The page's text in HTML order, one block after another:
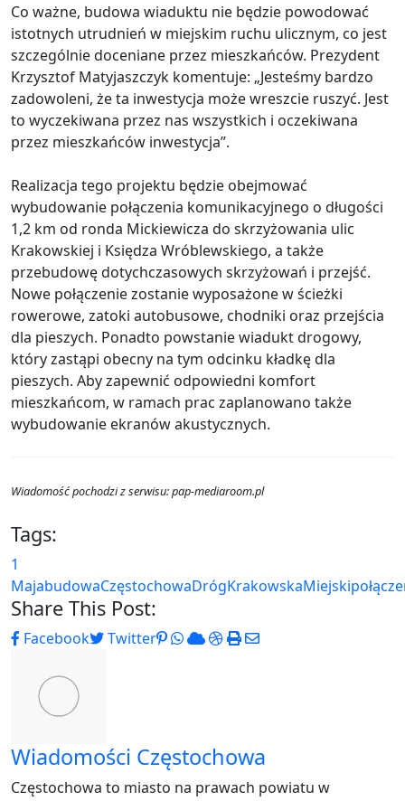
Co ważne, budowa wiaduktu nie będzie powodować
istotnych utrudnień w miejskim ruchu ulicznym, co jest
szczególnie doceniane przez mieszkańców. Prezydent
Krzysztof Matyjaszczyk komentuje: „Jesteśmy bardzo
zadowoleni, że ta inwestycja może wreszcie ruszyć. Jest
to wyczekiwana przez nas wszystkich i oczekiwana
przez mieszkańców inwestycja”.
Realizacja tego projektu będzie obejmować
wybudowanie połączenia komunikacyjnego o długości
1,2 km od ronda Mickiewicza do skrzyżowania ulic
Krakowskiej i Księdza Wróblewskiego, a także
przebudowę dotychczasowych skrzyżowań i przejść.
Nowe połączenie zostanie wyposażone w ścieżki
rowerowe, zatoki autobusowe, chodniki oraz przejścia
dla pieszych. Ponadto powstanie wiadukt drogowy,
który zastąpi obecny na tym odcinku kładkę dla
pieszych. Aby zapewnić odpowiedni komfort
mieszkańcom, w ramach prac zaplanowano także
wybudowanie ekranów akustycznych.
Wiadomość pochodzi z serwisu: pap-mediaroom.pl
Tags:
1
MajabudowaCzęstochowaDrógKrakowskaMiejski
Share This Post:
Facebook Twitter Pinterest
Whatsapp
CloudStumbleUpon
PrintShare
Wiadomości Częstochowa
Częstochowa to miasto na prawach powiatu w